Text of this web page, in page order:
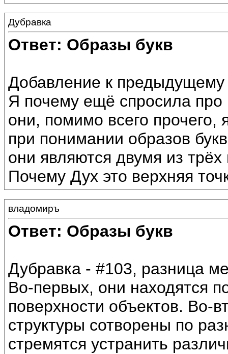
Дубравка
Ответ: Образы букв
Добавление к предыдущему
Я почему ещё спросила
они, помимо всего
при понимании образов
они являются двумя из трёх
Почему Дух это верхняя
владомиръ
Ответ: Образы букв
Дубравка - #103, разница
Во-первых, они находятся
поверхности объектов. Во-
структуры сотворены по
стремятся устранить